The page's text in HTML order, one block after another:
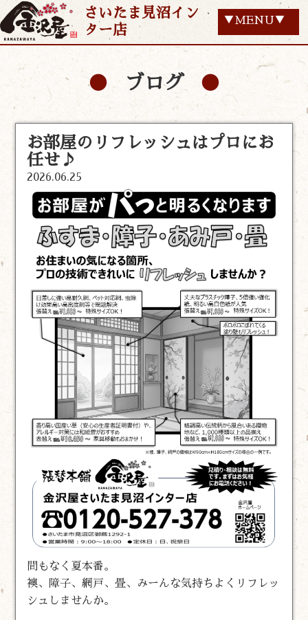
さいたま見沼イン
ター店
▼MENU▼
ブログ
お部屋のリフレッシュはプロにお
任せ♪
2026.06.25
間もなく夏本番。
襖、障子、網戸、畳、みーんな気持ちよくリフレッ
シュしませんか。